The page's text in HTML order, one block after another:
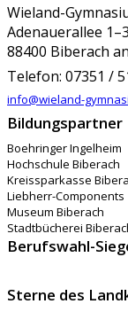
Wieland-
Adenauerallee 1–3
88400 Biberach
Telefon: 07351 /
info@wieland-
Bildungspartner
Boehringer Ingelheim
Hochschule Biberach
Kreissparkasse
Liebherr-Components
Museum Biberach
Stadtbücherei
Berufswahl-
Sterne des